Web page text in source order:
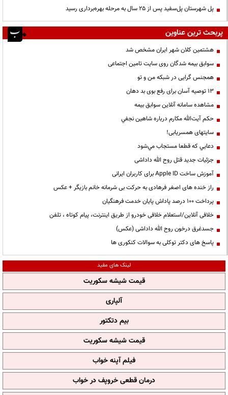
پل شهرستان پل‌سفید پس از ۲۵ سال به مرحله بهره‌برداری رسید
پربحث ترین عناوین
هشتمین کلان شهر ایران مشخص شد
سوابق بیمه شدگان روی سایت تامین اجتماعی
همجنس گرایی در شبکه من و تو
13 توصیه آسان برای رفع بوی بد دهان
مشاهده سامانه آنلاين سوابق بیمه
حكم آيت‌الله مكارم درباره شاهين نجفي
سایتهای همسریابی!
دعايي كه قطعا مستجاب مي‌شود
جزئیات جدید قتل روح الله داداشی
آموزش ساخت Apple ID برای کاربران ایرانی
راز خنده های اصغر فرهادی به حرکت بی شرمانه خانم بازیگر + عکس
پرداخت ۱۰۰ درصد پاداش پایان خدمت فرهنگیان
خلافی آنلاین/استعلام خلافی خودرو از طریق اینترنت، پیام کوتاه ، تلفن
جسدغرق درخون روح الله داداشی (عکس)
پاسخ های دکتر توکلی به سوالات کنکوری ها
لینک های مفید
قیمت شیشه سکوریت
آلپاری
بیم دتکتور
قیمت شیشه سکوریت
فیلم آپنه خواب
درمان قطعی خروپف در خواب